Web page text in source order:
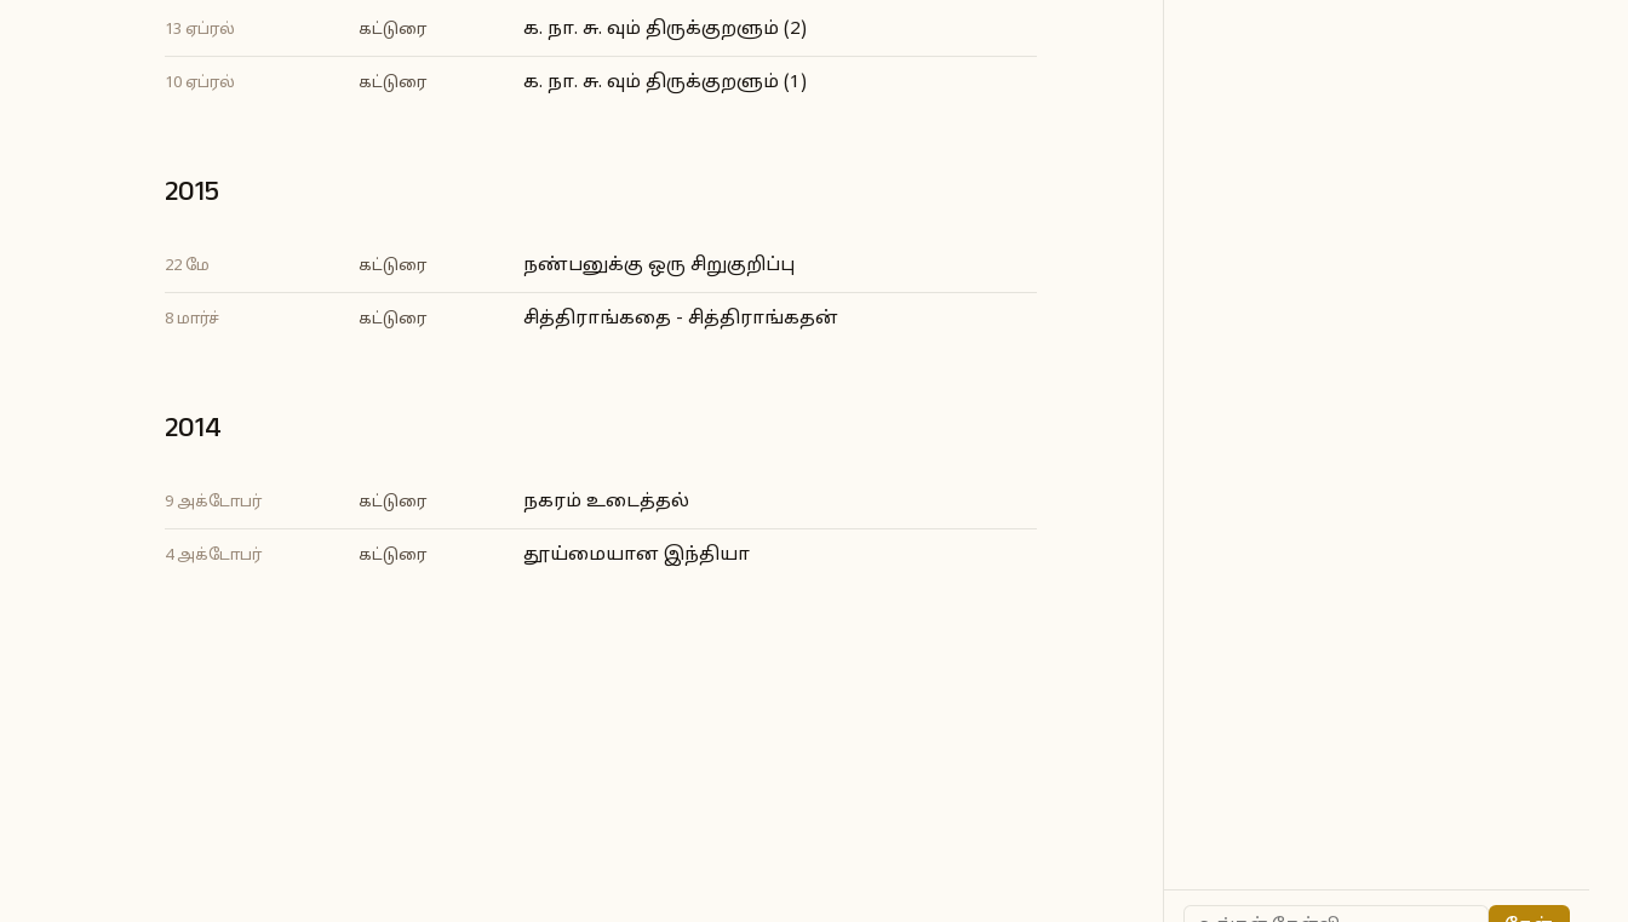
13 ஏப்ரல் கட்டுரை க. நா. சு. வும் திருக்குறளும் (2)
10 ஏப்ரல் கட்டுரை க. நா. சு. வும் திருக்குறளும் (1)
2015
22 மே கட்டுரை நண்பனுக்கு ஒரு சிறுகுறிப்பு
8 மார்ச் கட்டுரை சித்திராங்கதை - சித்திராங்கதன்
2014
9 அக்டோபர் கட்டுரை நகரம் உடைத்தல்
4 அக்டோபர் கட்டுரை தூய்மையான இந்தியா